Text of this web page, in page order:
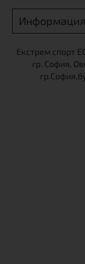
Информация
Екстрем спорт
гр. София,